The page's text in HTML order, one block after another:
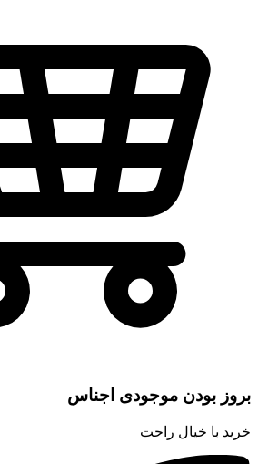
بروز بودن موجودی اجناس
خرید با خیال راحت